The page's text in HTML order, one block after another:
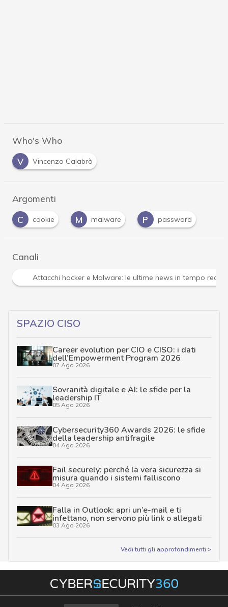
Who's Who
V
Vincenzo Calabrò
Argomenti
C
cookie M malware P password
Canali
Attacchi hacker e Malware: le ultime news in tempo
SPAZIO CISO
Career evolution per CIO e CISO: i dati
dell’Empowerment Program 2026
07 Ago 2026
Sovranità digitale e AI: le sfide per la
leadership IT
05 Ago 2026
Cybersecurity360 Awards 2026: le sfide
della leadership antifragile
04 Ago 2026
Fail securely: perché la vera sicurezza si
misura quando i sistemi falliscono
04 Ago 2026
Falla in Outlook: apri un’e-mail e ti
infettano, non servono più link o allegati
03 Ago 2026
Vedi tutti gli approfondimenti >